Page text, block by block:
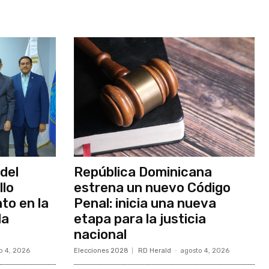
en la
4, 2026
República Dominicana
estrena un nuevo Código
Penal: inicia una nueva
etapa para la justicia
nacional
Elecciones 2028 RD Herald - agosto 4, 2026